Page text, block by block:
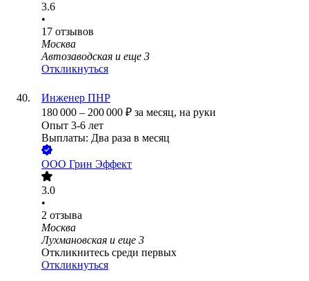
3.6
•
17 отзывов
Москва
Автозаводская и еще 3
Откликнуться
Инженер ПНР
180 000 – 200 000 ₽ за месяц, на руки
Опыт 3-6 лет
Выплаты: Два раза в месяц
ООО Грин Эффект
3.0
•
2 отзыва
Москва
Лухмановская и еще 3
Откликнитесь среди первых
Откликнуться